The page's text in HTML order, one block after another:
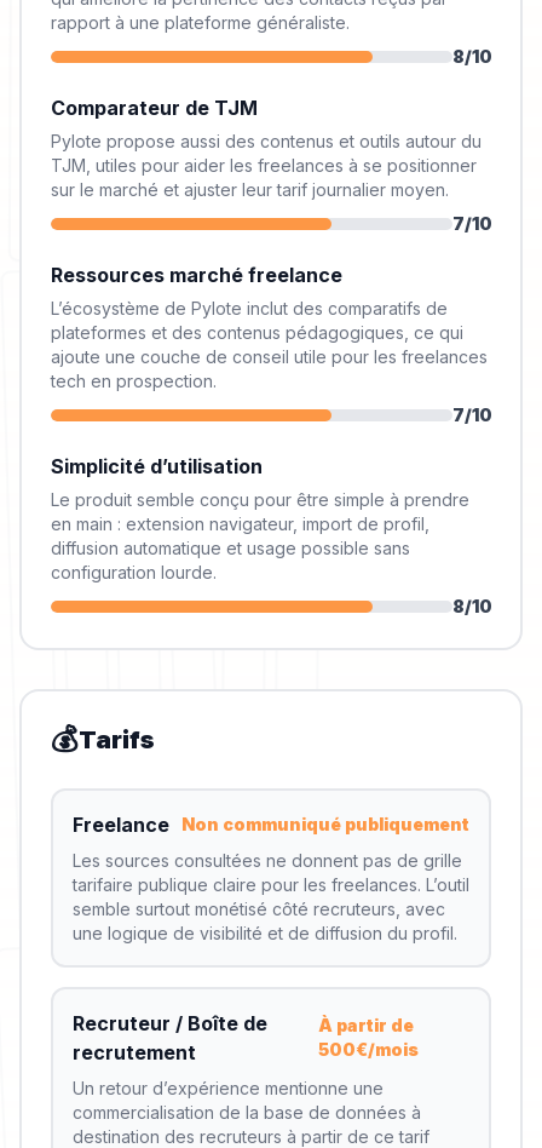
rapport à une plateforme généraliste.
8/10
Comparateur de TJM
Pylote propose aussi des contenus et outils autour du
TJM, utiles pour aider les freelances à se positionner
sur le marché et ajuster leur tarif journalier moyen.
7/10
Ressources marché freelance
L’écosystème de Pylote inclut des comparatifs de
plateformes et des contenus pédagogiques, ce qui
ajoute une couche de conseil utile pour les freelances
tech en prospection.
7/10
Simplicité d’utilisation
Le produit semble conçu pour être simple à prendre
en main : extension navigateur, import de profil,
diffusion automatique et usage possible sans
configuration lourde.
8/10
💰Tarifs
Freelance
Non communiqué publiquement
Les sources consultées ne donnent pas de grille
tarifaire publique claire pour les freelances. L’outil
semble surtout monétisé côté recruteurs, avec
une logique de visibilité et de diffusion du profil.
Recruteur / Boîte de
recrutement
À partir de
500€/mois
Un retour d’expérience mentionne une
commercialisation de la base de données à
destination des recruteurs à partir de ce tarif